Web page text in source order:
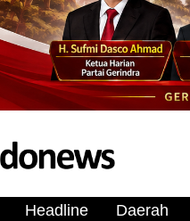
Headline Daerah